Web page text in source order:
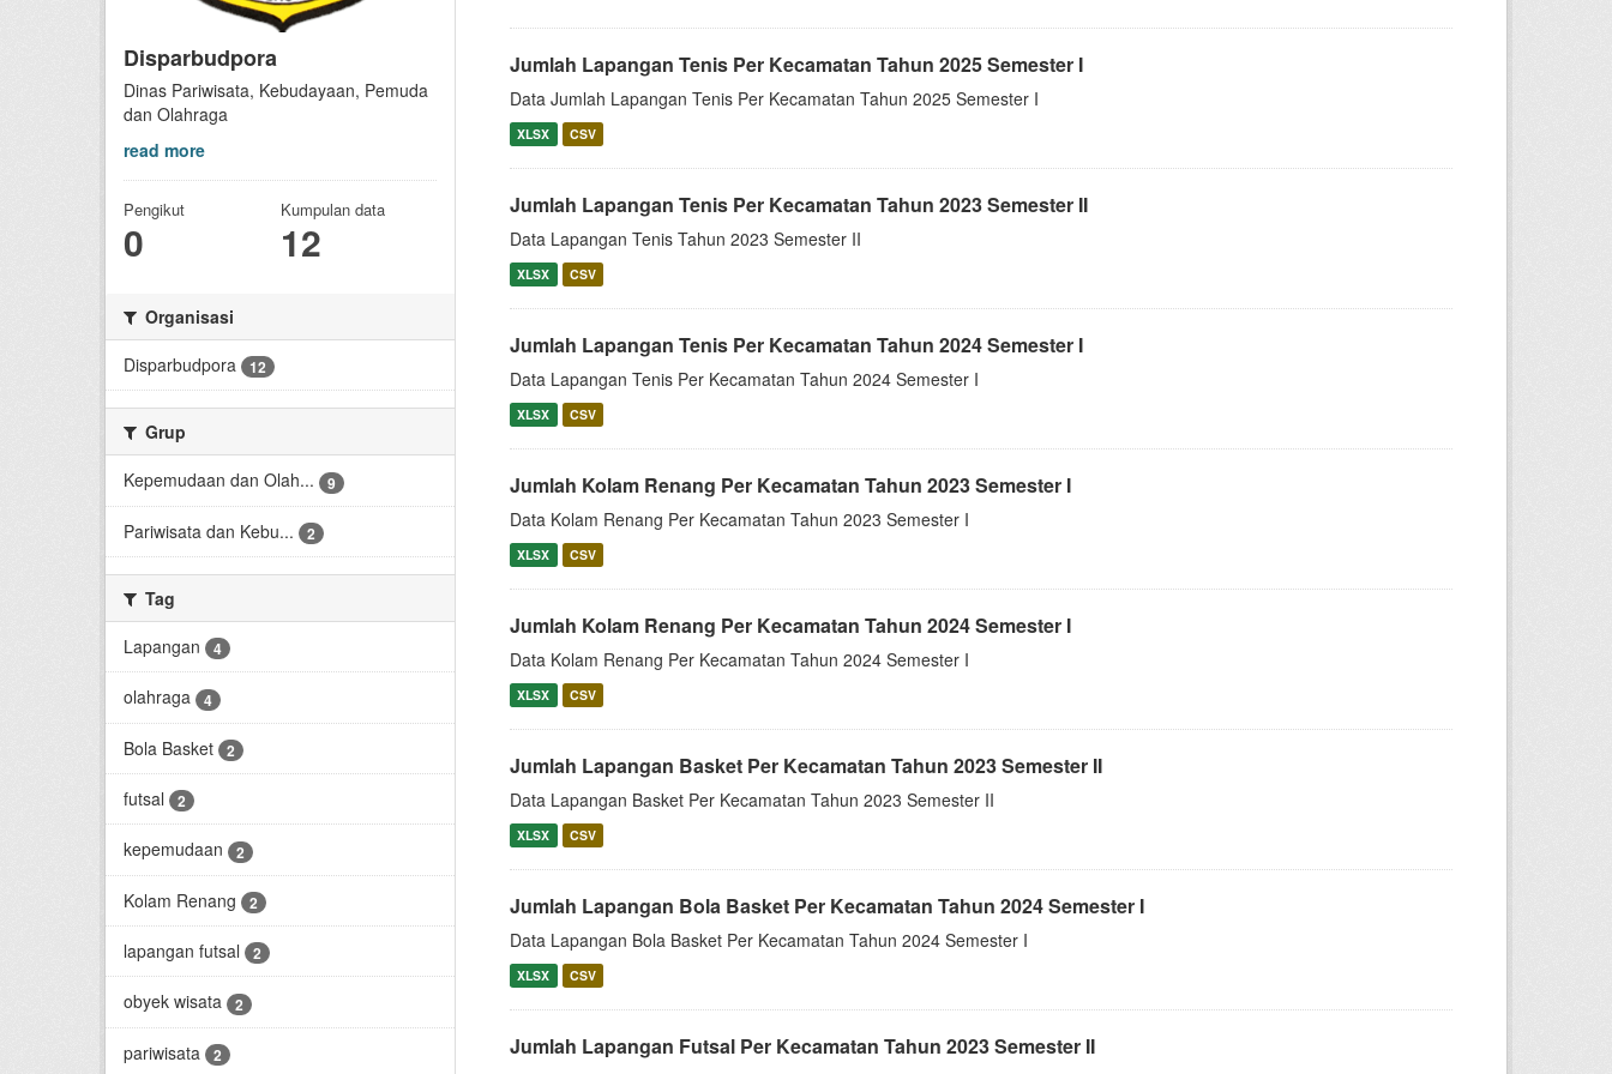
Disparbudpora
Dinas Pariwisata, Kebudayaan, Pemuda
dan Olahraga
read more
Pengikut
0
Kumpulan data
12
Organisasi
Disparbudpora
12
Grup
Kepemudaan dan Olah...
9
Pariwisata dan Kebu... 2
Tag
Lapangan
4
olahraga 4
Bola Basket 2
futsal 2
kepemudaan 2
Kolam Renang 2
lapangan futsal 2
obyek wisata 2
pariwisata 2
Jumlah Lapangan Tenis Per Kecamatan Tahun 2025 Semester I
Data Jumlah Lapangan Tenis Per Kecamatan Tahun 2025 Semester I
XLSX CSV
Jumlah Lapangan Tenis Per Kecamatan Tahun 2023 Semester II
Data Lapangan Tenis Tahun 2023 Semester II
XLSX CSV
Jumlah Lapangan Tenis Per Kecamatan Tahun 2024 Semester I
Data Lapangan Tenis Per Kecamatan Tahun 2024 Semester I
XLSX CSV
Jumlah Kolam Renang Per Kecamatan Tahun 2023 Semester I
Data Kolam Renang Per Kecamatan Tahun 2023 Semester I
XLSX CSV
Jumlah Kolam Renang Per Kecamatan Tahun 2024 Semester I
Data Kolam Renang Per Kecamatan Tahun 2024 Semester I
XLSX CSV
Jumlah Lapangan Basket Per Kecamatan Tahun 2023 Semester II
Data Lapangan Basket Per Kecamatan Tahun 2023 Semester II
XLSX CSV
Jumlah Lapangan Bola Basket Per Kecamatan Tahun 2024 Semester I
Data Lapangan Bola Basket Per Kecamatan Tahun 2024 Semester I
XLSX CSV
Jumlah Lapangan Futsal Per Kecamatan Tahun 2023 Semester II